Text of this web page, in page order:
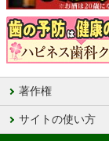
著作権
サイトの使い方